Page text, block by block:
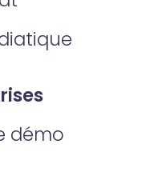
démo